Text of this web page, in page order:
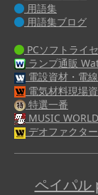
用語集
用語集ブログ
PCソフトライ
ランプ通販
電設資材・電
電気材料現場
特選一番
MUSIC WORLD
デオファクタ
ペイパル